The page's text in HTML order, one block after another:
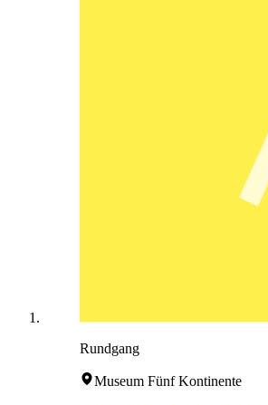
Rundgang
Museum Fünf Kontinente